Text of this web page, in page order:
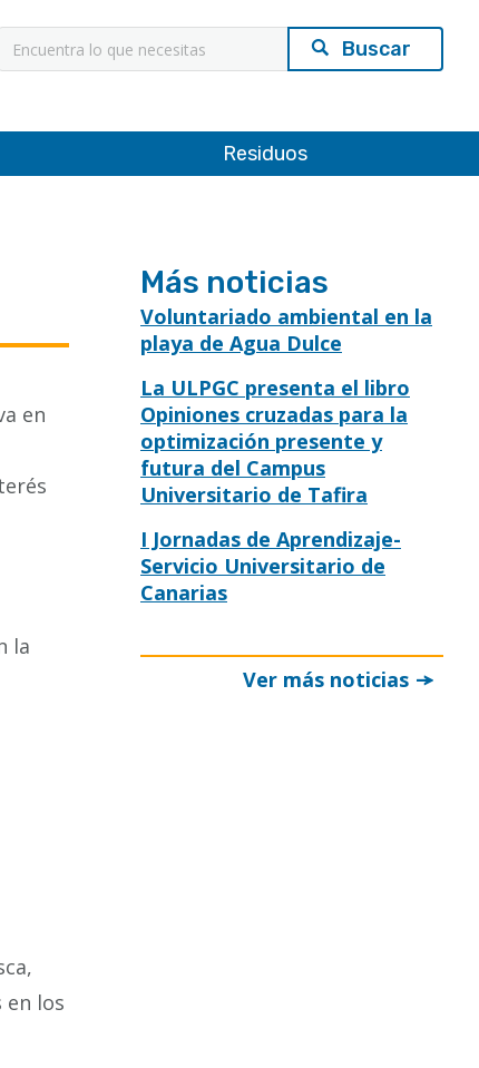
Búsqueda
Residuos
en
la
en los
Más noticias
Voluntariado ambiental en la
playa de Agua Dulce
La ULPGC presenta el libro
Opiniones cruzadas para la
optimización presente y
futura del Campus
Universitario de Tafira
I Jornadas de Aprendizaje-
Servicio Universitario de
Canarias
Ver más noticias